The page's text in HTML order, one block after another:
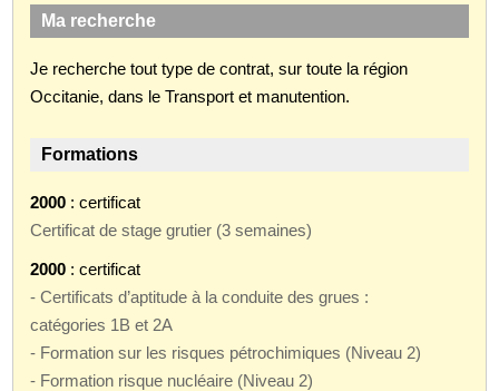
Ma recherche
Je recherche tout type de contrat, sur toute la région
Occitanie, dans le Transport et manutention.
Formations
2000 : certificat
Certificat de stage grutier (3 semaines)
2000 : certificat
- Certificats d’aptitude à la conduite des grues :
catégories 1B et 2A
- Formation sur les risques pétrochimiques (Niveau 2)
- Formation risque nucléaire (Niveau 2)